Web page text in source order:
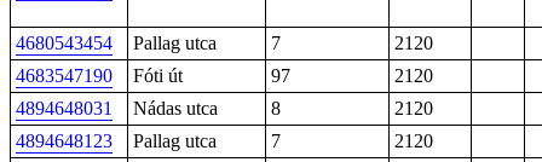
4680543454 Pallag utca 7
2120
4683547190
Fóti út 97
2120
4894648031
Nádas utca 8
2120
4894648123
Pallag utca 7
2120